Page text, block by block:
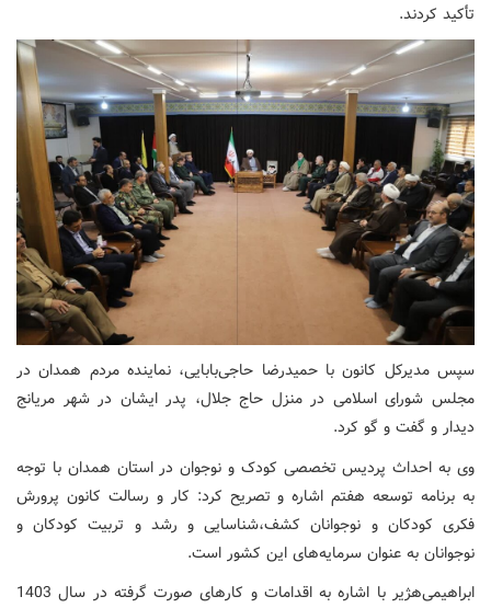
تأکید کردند.
سپس مدیرکل کانون با حمیدرضا حاجی‌بابایی، نماینده مردم همدان در
مجلس شورای اسلامی در منزل حاج جلال، پدر ایشان در شهر مریانج
دیدار و گفت و گو کرد.
وی به احداث پردیس تخصصی کودک و نوجوان در استان همدان با توجه
به برنامه توسعه هفتم اشاره و تصریح کرد: کار و رسالت کانون پرورش
فکری کودکان و نوجوانان کشف‌،شناسایی و رشد و تربیت کودکان و
نوجوانان به عنوان سرمایه‌های این کشور است.
ابراهیمی‌هژیر با اشاره به اقدامات و کارهای صورت گرفته در سال 1403